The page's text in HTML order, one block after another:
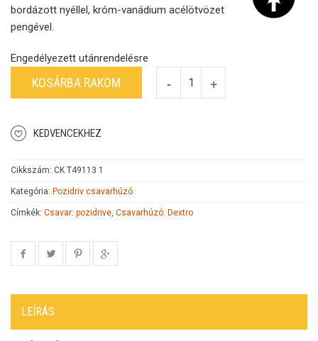
bordázott nyéllel, króm-vanádium acélötvözet
pengével.
Engedélyezett utánrendelésre
KOSÁRBA RAKOM
KEDVENCEKHEZ
Cikkszám: CK T49113 1
Kategória: Pozidriv csavarhúzó
Címkék: Csavar: pozidrive, Csavarhúzó: Dextro
LEÍRÁS